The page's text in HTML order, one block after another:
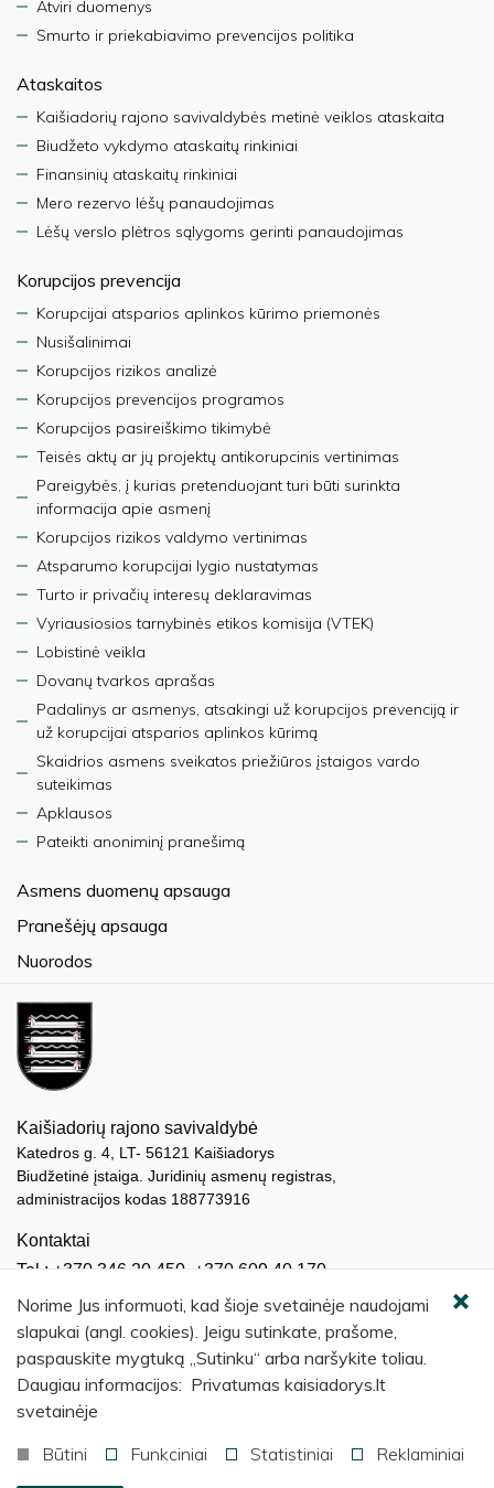
Atviri duomenys
Smurto ir priekabiavimo prevencijos politika
Ataskaitos
Kaišiadorių rajono savivaldybės metinė veiklos ataskaita
Biudžeto vykdymo ataskaitų rinkiniai
Finansinių ataskaitų rinkiniai
Mero rezervo lėšų panaudojimas
Lėšų verslo plėtros sąlygoms gerinti panaudojimas
Korupcijos prevencija
Korupcijai atsparios aplinkos kūrimo priemonės
Nusišalinimai
Korupcijos rizikos analizė
Korupcijos prevencijos programos
Korupcijos pasireiškimo tikimybė
Teisės aktų ar jų projektų antikorupcinis vertinimas
Pareigybės, į kurias pretenduojant turi būti surinkta
informacija apie asmenį
Korupcijos rizikos valdymo vertinimas
Atsparumo korupcijai lygio nustatymas
Turto ir privačių interesų deklaravimas
Vyriausiosios tarnybinės etikos komisija (VTEK)
Lobistinė veikla
Dovanų tvarkos aprašas
Padalinys ar asmenys, atsakingi už korupcijos prevenciją ir
už korupcijai atsparios aplinkos kūrimą
Skaidrios asmens sveikatos priežiūros įstaigos vardo
suteikimas
Apklausos
Pateikti anoniminį pranešimą
Asmens duomenų apsauga
Pranešėjų apsauga
Nuorodos
Kaišiadorių rajono savivaldybė
Katedros g. 4, LT- 56121 Kaišiadorys
Biudžetinė įstaiga. Juridinių asmenų registras,
administracijos kodas 188773916
Kontaktai
Tel.: +370 346 20 450, +370 609 40 170
El. paštas.: meras@kaisiadorys.lt
dokumentai@kaisiadorys.lt
Naujienų prenumerata
© 2026 Kaišiadorių rajono savivaldybė
Norime Jus informuoti, kad šioje svetainėje naudojami
slapukai (angl. cookies). Jeigu sutinkate, prašome,
paspauskite mygtuką „Sutinku“ arba naršykite toliau.
Daugiau informacijos: Privatumas kaisiadorys.lt
svetainėje
Būtini
Funkciniai Statistiniai Reklaminiai